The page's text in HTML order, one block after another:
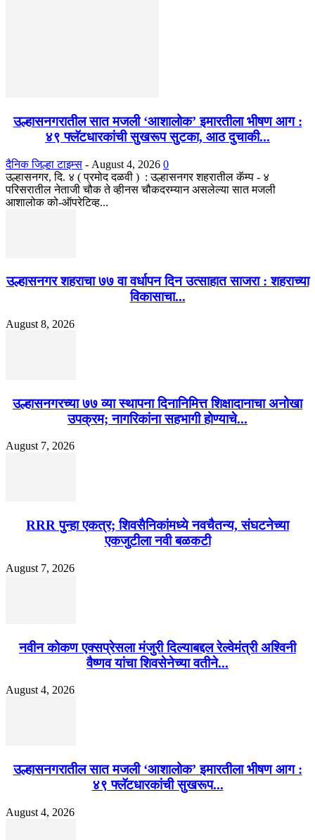
उल्हासनगरातील सात मजली ‘आशालोक’ इमारतीला भीषण आग :
४९ फ्लॅटधारकांची सुखरूप सुटका, आठ दुचाकी...
दैनिक जिल्हा टाइम्स - August 4, 2026 0
उल्हासनगर, दि. ४ ( प्रमोद दळवी ) : उल्हासनगर शहरातील कॅम्प - ४
परिसरातील नेताजी चौक ते व्हीनस चौकदरम्यान असलेल्या सात मजली
आशालोक को-ऑपरेटिव्ह...
उल्हासनगर शहराचा ७७ वा वर्धापन दिन उत्साहात साजरा : शहराच्या
विकासाचा...
August 8, 2026
उल्हासनगरच्या ७७ व्या स्थापना दिनानिमित्त शिक्षादानाचा अनोखा
उपक्रम; नागरिकांना सहभागी होण्याचे...
August 7, 2026
RRR पुन्हा एकत्र; शिवसैनिकांमध्ये नवचैतन्य, संघटनेच्या
एकजुटीला नवी बळकटी
August 7, 2026
नवीन कोकण एक्सप्रेसला मंजुरी दिल्याबद्दल रेल्वेमंत्री अश्विनी
वैष्णव यांचा शिवसेनेच्या वतीने...
August 4, 2026
उल्हासनगरातील सात मजली ‘आशालोक’ इमारतीला भीषण आग :
४९ फ्लॅटधारकांची सुखरूप...
August 4, 2026